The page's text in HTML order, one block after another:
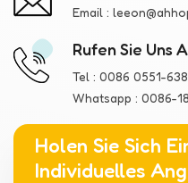
Email :
Rufen Sie Uns
Tel : 0086 0551-
Whatsapp : 0086-
Holen Sie Sich
Individuelles